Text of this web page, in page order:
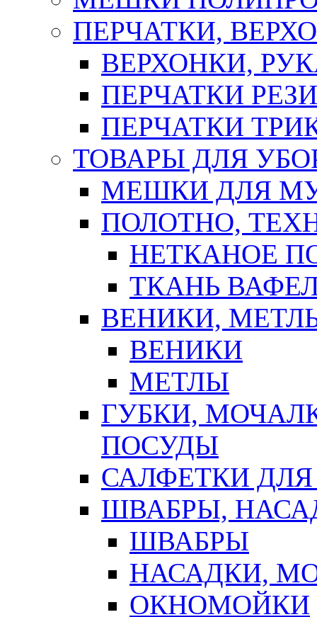
ПЕРЧАТКИ,
ВЕРХОНКИ,
ПЕРЧАТКИ
ПЕРЧАТКИ
ТОВАРЫ ДЛЯ
МЕШКИ ДЛЯ
ПОЛОТНО,
НЕТКАНОЕ
ТКАНЬ
ВЕНИКИ,
ВЕНИКИ
МЕТЛЫ
ГУБКИ,
ПОСУДЫ
САЛФЕТКИ
ШВАБРЫ,
ШВАБРЫ
НАСАДКИ,
ОКНОМОЙКИ